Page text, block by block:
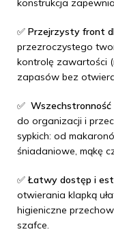
konstrukcja
✅ Przejrzysty front
przezroczystego
kontrolę zawartości
zapasów bez
✅
do organizacji i
sypkich: od
śniadaniowe, mąkę
✅Łatwy dostęp i
otwierania klapką
higieniczne
szafce.